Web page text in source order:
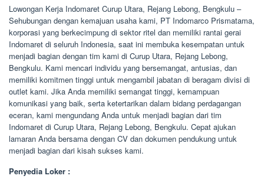
Lowongan Kerja Indomaret Curup Utara, Rejang Lebong, Bengkulu –
Sehubungan dengan kemajuan usaha kami, PT Indomarco Prismatama,
korporasi yang berkecimpung di sektor ritel dan memiliki rantai gerai
Indomaret di seluruh Indonesia, saat ini membuka kesempatan untuk
menjadi bagian dengan tim kami di Curup Utara, Rejang Lebong,
Bengkulu. Kami mencari individu yang bersemangat, antusias, dan
memiliki komitmen tinggi untuk mengambil jabatan di beragam divisi di
outlet kami. Jika Anda memiliki semangat tinggi, kemampuan
komunikasi yang baik, serta ketertarikan dalam bidang perdagangan
eceran, kami mengundang Anda untuk menjadi bagian dari tim
Indomaret di Curup Utara, Rejang Lebong, Bengkulu. Cepat ajukan
lamaran Anda bersama dengan CV dan dokumen pendukung untuk
menjadi bagian dari kisah sukses kami.
Penyedia Loker :